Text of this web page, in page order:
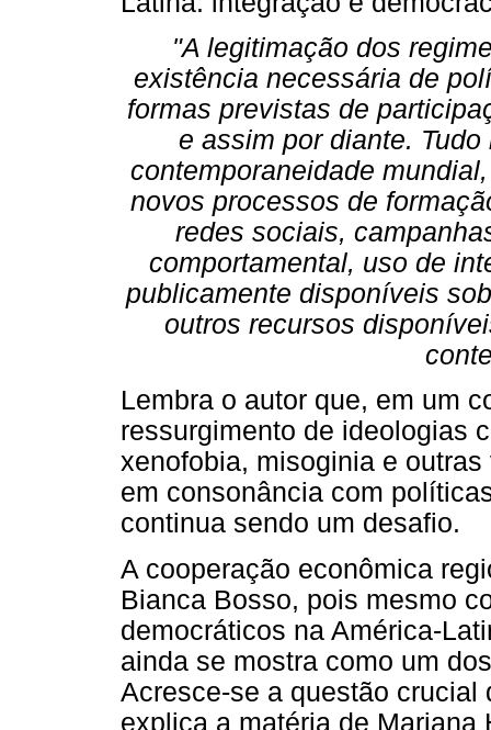
"A legitimação dos
existência necessária de
formas previstas de
e assim por diante.
contemporaneidade
novos processos de
redes sociais,
comportamental, uso de
publicamente disponíveis
outros recursos
Lembra o autor que, em um
ressurgimento de ideologias
xenofobia, misoginia e
em consonância com
continua sendo um desafio.
A cooperação econômica
Bianca Bosso, pois mesmo
democráticos na América-
ainda se mostra como um
Acresce-se a questão
explica a matéria de